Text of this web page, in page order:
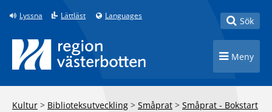
Till innehåll på sidan
Lyssna Lättläst Languages Toggle
Sök
Toggle
Meny
Kultur > Biblioteksutveckling > Småprat > Småprat - Bokstart